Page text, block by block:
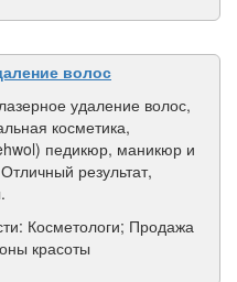
волос
удаление волос,
косметика,
педикюр, маникюр и
результат,
Косметологи; Продажа
красоты